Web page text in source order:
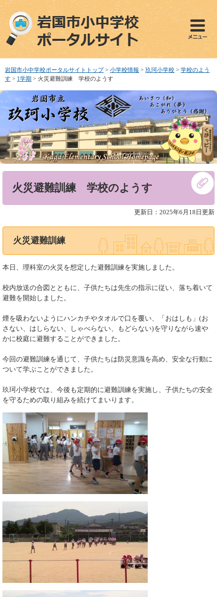
ペ
で
す
メ
ば
し
文
岩国市小中学校ポータルサイトトップ > 小学校情報 > 玖珂小学校 > 学校のよう
す > 1学期 > 火災避難訓練 学校のようす
火災避難訓練 学校のようす
更新日：2025年6月18日更新
火災避難訓練
本日、理科室の火災を想定した避難訓練を実施しました。
校内放送の合図とともに、子供たちは先生の指示に従い、落ち着いて
避難を開始しました。
煙を吸わないようにハンカチやタオルで口を覆い、「おはしも」(お
さない、はしらない、しゃべらない、もどらない)を守りながら速や
かに校庭に避難することができました。
今回の避難訓練を通じて、子供たちは防災意識を高め、安全な行動に
ついて学ぶことができました。
玖珂小学校では、今後も定期的に避難訓練を実施し、子供たちの安全
を守るための取り組みを続けてまいります。